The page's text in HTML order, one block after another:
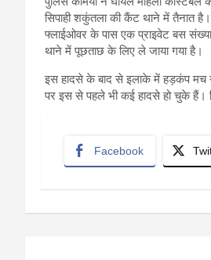
सिपाही शकुंतला की कैंट थाने में तैनात
फ्लाईओवर के पास एक प्राइवेट बस
थाने में पूछताछ के लिए ले जाया गया है।
इस हादसे के बाद से इलाके में हड़कंप मच
पर इस से पहले भी कई हादसे हो चुके
Facebook